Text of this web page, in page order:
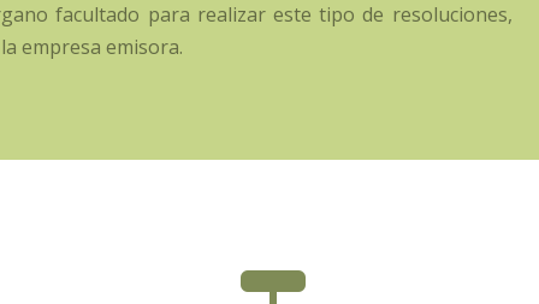
facultado para realizar este tipo de resoluciones,
empresa emisora.